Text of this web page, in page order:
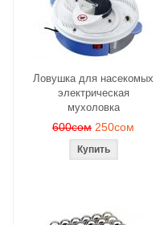
Ловушка для насекомых
электрическая
мухоловка
600сом 250сом